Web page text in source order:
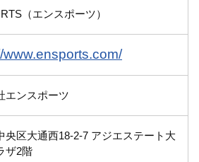
（エンスポーツ）
www.ensports.com/
エンスポーツ
央区大通西18-2-7 アジエステート大
ザ2階